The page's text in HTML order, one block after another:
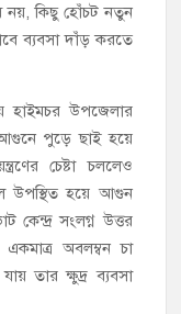
নয়, কিছু হোঁচট নতুন
ব্যবসা দাঁড় করতে
হাইমচর উপজেলার
আগুনে পুড়ে ছাই হয়ে
চেষ্টা চললেও
উপস্থিত হয়ে আগুন
কেন্দ্র সংলগ্ন উত্তর
একমাত্র অবলম্বন চা
তার ক্ষুদ্র ব্যবসা